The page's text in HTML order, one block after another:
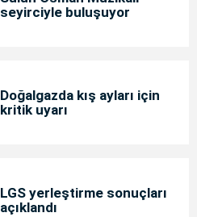
seyirciyle buluşuyor
Doğalgazda kış ayları için
kritik uyarı
LGS yerleştirme sonuçları
açıklandı